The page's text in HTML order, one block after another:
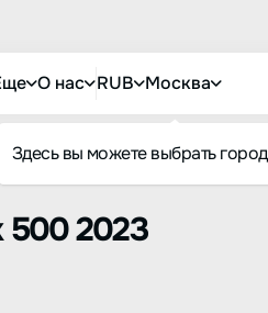
О нас RUB Москва
Здесь вы можете выбрать
500 2023